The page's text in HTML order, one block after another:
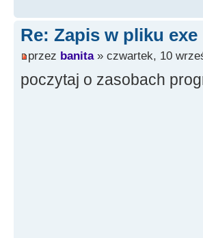
Re: Zapis w pliku exe
przez banita» czwartek, 10
poczytaj o zasobach